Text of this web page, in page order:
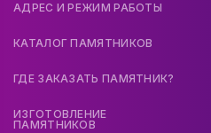
АДРЕС И РЕЖИМ РАБОТЫ
КАТАЛОГ ПАМЯТНИКОВ
ГДЕ ЗАКАЗАТЬ ПАМЯТНИК?
ИЗГОТОВЛЕНИЕ
ПАМЯТНИКОВ